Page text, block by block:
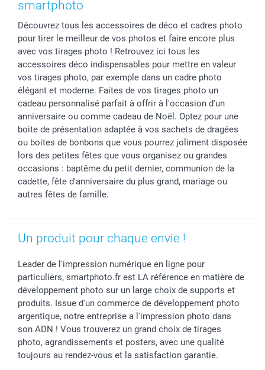
Dénicheur d'idées cadeau
Baptême
Toussaint
Rentrée des classes
Saint-Valentin
Vacances
Gestion des cookies
Partenariats & Influence
Investisseurs
Livraison
Modes de paiement
Grandes quantités
Statut de ma commande
smartphoto
Découvrez tous les accessoires de déco et cadres photo
pour tirer le meilleur de vos photos et faire encore plus
avec vos tirages photo ! Retrouvez ici tous les
accessoires déco indispensables pour mettre en valeur
vos tirages photo, par exemple dans un cadre photo
élégant et moderne. Faites de vos tirages photo un
cadeau personnalisé parfait à offrir à l'occasion d'un
anniversaire ou comme cadeau de Noël. Optez pour une
boite de présentation adaptée à vos sachets de dragées
ou boites de bonbons que vous pourrez joliment disposée
lors des petites fêtes que vous organisez ou grandes
occasions : baptême du petit dernier, communion de la
cadette, fête d'anniversaire du plus grand, mariage ou
autres fêtes de famille.
Un produit pour chaque envie !
Leader de l'impression numérique en ligne pour
particuliers, smartphoto.fr est LA référence en matière de
développement photo sur un large choix de supports et
produits. Issue d'un commerce de développement photo
argentique, notre entreprise a l'impression photo dans
son ADN ! Vous trouverez un grand choix de tirages
photo, agrandissements et posters, avec une qualité
toujours au rendez-vous et la satisfaction garantie.